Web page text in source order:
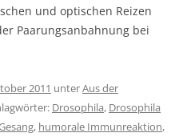
und optischen Reizen
Paarungsanbahnung bei
2011 unterAus der
Drosophila, Drosophila
, humorale Immunreaktion,